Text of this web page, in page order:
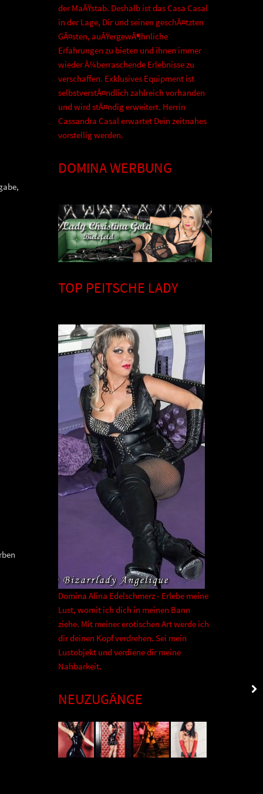
der MaÃŸstab. Deshalb ist das Casa Casal
in der Lage, Dir und seinen geschÃ¤tzten
GÃ¤sten, auÃŸergewÃ¶hnliche
Erfahrungen zu bieten und ihnen immer
wieder Ã¼berraschende Erlebnisse zu
verschaffen. Exklusives Equipment ist
selbstverstÃ¤ndlich zahlreich vorhanden
und wird stÃ¤ndig erweitert. Herrin
Cassandra Casal erwartet Dein zeitnahes
vorstellig werden.
DOMINA WERBUNG
TOP PEITSCHE LADY
Domina Alina Edelschmerz - Erlebe meine
Lust, womit ich dich in meinen Bann
ziehe. Mit meiner erotischen Art werde ich
dir deinen Kopf verdrehen. Sei mein
Lustobjekt und verdiene dir meine
Nahbarkeit.
NEUZUGÄNGE